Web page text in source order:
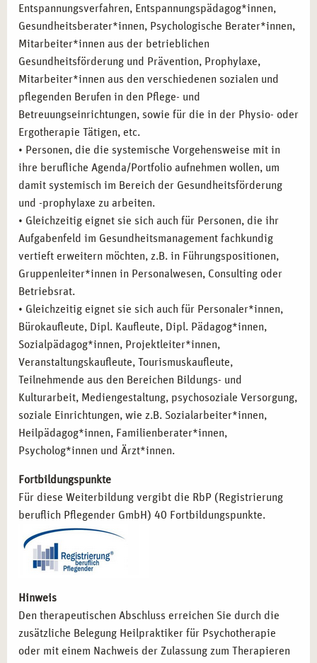
Entspannungsverfahren, Entspannungspädagog*innen,
Gesundheitsberater*innen, Psychologische Berater*innen,
Mitarbeiter*innen aus der betrieblichen
Gesundheitsförderung und Prävention, Prophylaxe,
Mitarbeiter*innen aus den verschiedenen sozialen und
pflegenden Berufen in den Pflege- und
Betreuungseinrichtungen, sowie für die in der Physio- oder
Ergotherapie Tätigen, etc.
• Personen, die die systemische Vorgehensweise mit in
ihre berufliche Agenda/Portfolio aufnehmen wollen, um
damit systemisch im Bereich der Gesundheitsförderung
und -prophylaxe zu arbeiten.
• Gleichzeitig eignet sie sich auch für Personen, die ihr
Aufgabenfeld im Gesundheitsmanagement fachkundig
vertieft erweitern möchten, z.B. in Führungspositionen,
Gruppenleiter*innen in Personalwesen, Consulting oder
Betriebsrat.
• Gleichzeitig eignet sie sich auch für Personaler*innen,
Bürokaufleute, Dipl. Kaufleute, Dipl. Pädagog*innen,
Sozialpädagog*innen, Projektleiter*innen,
Veranstaltungskaufleute, Tourismuskaufleute,
Teilnehmende aus den Bereichen Bildungs- und
Kulturarbeit, Mediengestaltung, psychosoziale Versorgung,
soziale Einrichtungen, wie z.B. Sozialarbeiter*innen,
Heilpädagog*innen, Familienberater*innen,
Psycholog*innen und Ärzt*innen.
Fortbildungspunkte
Für diese Weiterbildung vergibt die RbP (Registrierung
beruflich Pflegender GmbH) 40 Fortbildungspunkte.
Hinweis
Den therapeutischen Abschluss erreichen Sie durch die
zusätzliche Belegung Heilpraktiker für Psychotherapie
oder mit einem Nachweis der Zulassung zum Therapieren